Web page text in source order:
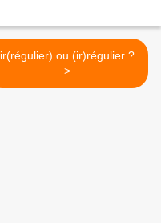
ir(régulier) ou (ir)régulier ?
>